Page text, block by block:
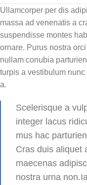
Ullamcorper per dis
massa ad venenatis a
suspendisse montes
ornare. Purus nostra
nullam conubia
turpis a vestibulum
a.
Scelerisque a
integer lacus
mus hac
Cras duis aliquet
maecenas
nostra urna